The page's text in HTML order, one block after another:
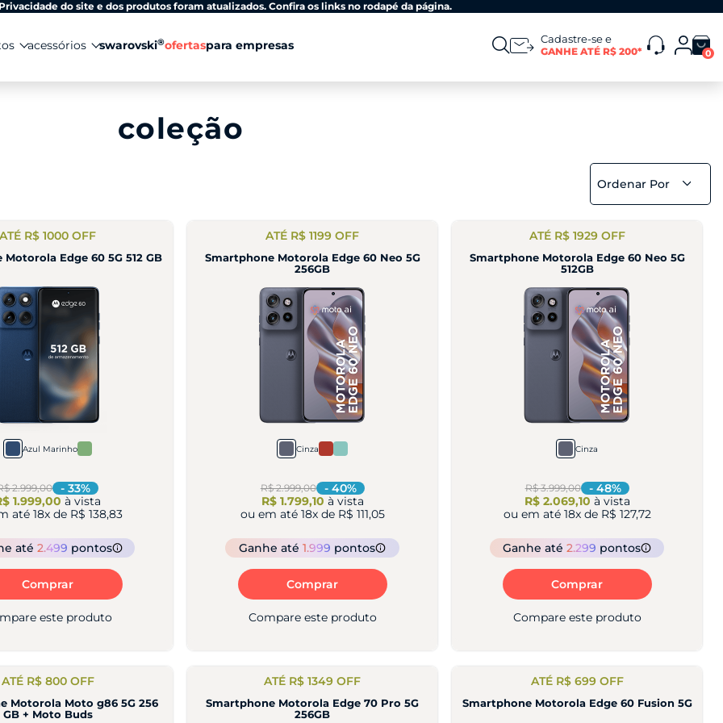
do site e dos produtos foram atualizados. Confira os links no rodapé da página.
acessórios swarovski®ofertaspara empresas Cadastre-se e
GANHE ATÉ R$ 200* 0
coleção
Ordenar Por
ATÉ R$ 1000 OFF
Edge 60 5G 512 GB
Azul Marinho
2.999,00 -33%
1.999,00 à vista
até18x de R$ 138,83
até 2.499 pontos
Comprar
este produto
ATÉ R$ 1199 OFF
Smartphone Motorola Edge 60 Neo 5G
256GB
Cinza
R$ 2.999,00 - 40%
R$ 1.799,10 à vista
ou em até 18x de R$ 111,05
Ganheaté 1.999 pontos
Comprar
Compare este produto
ATÉ R$ 1929 OFF
Smartphone Motorola Edge 60 Neo 5G
512GB
Cinza
R$ 3.999,00 - 48%
R$ 2.069,10 à vista
ou em até 18x de R$ 127,72
Ganheaté 2.299 pontos
Comprar
Compare este produto
ATÉ R$ 800 OFF
Motorola Moto g86 5G 256
GB + Moto Buds
ATÉ R$ 1349 OFF
Smartphone Motorola Edge 70 Pro 5G
256GB
ATÉ R$ 699 OFF
Smartphone Motorola Edge 60 Fusion 5G